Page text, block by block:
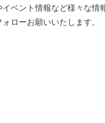
ベント情報など様々な
ローお願いいたします。